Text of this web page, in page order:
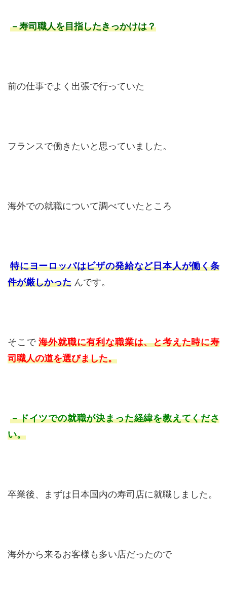
－寿司職人を目指したきっかけは？
前の仕事でよく出張で行っていた
フランスで働きたいと思っていました。
海外での就職について調べていたところ
特にヨーロッパはビザの発給など日本人が働く条
件が厳しかった んです。
そこで 海外就職に有利な職業は、と考えた時に寿
司職人の道を選びました。
－ドイツでの就職が決まった経緯を教えてくださ
い。
卒業後、まずは日本国内の寿司店に就職しました。
海外から来るお客様も多い店だったので